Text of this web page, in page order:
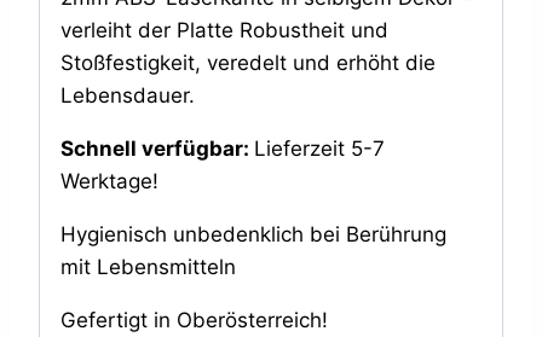
verleiht der Platte Robustheit und
Stoßfestigkeit, veredelt und erhöht die
Lebensdauer.
Schnell verfügbar: Lieferzeit 5-7
Werktage!
Hygienisch unbedenklich bei Berührung
mit Lebensmitteln
Gefertigt in Oberösterreich!